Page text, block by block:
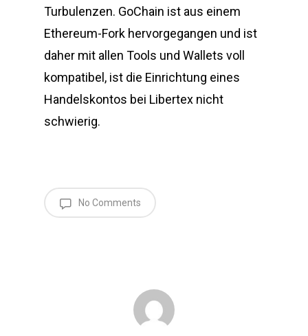
Turbulenzen. GoChain ist aus einem
Ethereum-Fork hervorgegangen und ist
daher mit allen Tools und Wallets voll
kompatibel, ist die Einrichtung eines
Handelskontos bei Libertex nicht
schwierig.
No Comments